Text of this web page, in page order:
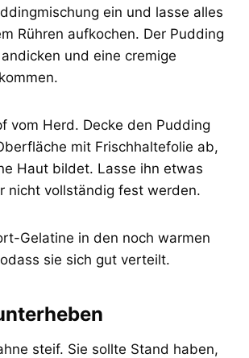
ein und lasse alles
Rühren aufkochen. Der Pudding
und eine cremige
vom Herd. Decke den Pudding
mit Frischhaltefolie ab,
Haut bildet. Lasse ihn etwas
nicht vollständig fest werden.
Gelatine in den noch warmen
sie sich gut verteilt.
steif. Sie sollte Stand haben,